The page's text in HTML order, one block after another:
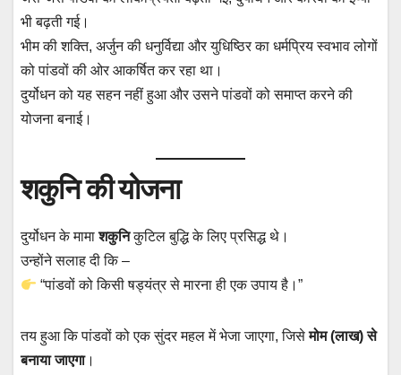
k
भी बढ़ती गई।
भीम की शक्ति, अर्जुन की धनुर्विद्या और युधिष्ठिर का धर्मप्रिय स्वभाव लोगों
को पांडवों की ओर आकर्षित कर रहा था।
दुर्योधन को यह सहन नहीं हुआ और उसने पांडवों को समाप्त करने की
योजना बनाई।
शकुनि की योजना
दुर्योधन के मामाशकुनिकुटिल बुद्धि के लिए प्रसिद्ध थे।
उन्होंने सलाह दी कि –
“पांडवों को किसी षड्यंत्र से मारना ही एक उपाय है।”
तय हुआ कि पांडवों को एक सुंदर महल में भेजा जाएगा, जिसेमोम (लाख) से
बनाया जाएगा।